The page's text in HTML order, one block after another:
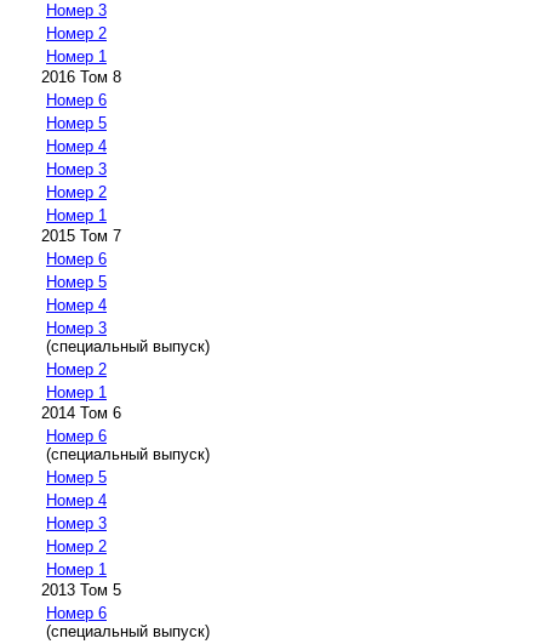
Номер 3
Номер 2
Номер 1
2016 Том 8
Номер 6
Номер 5
Номер 4
Номер 3
Номер 2
Номер 1
2015 Том 7
Номер 6
Номер 5
Номер 4
Номер 3
(специальный выпуск)
Номер 2
Номер 1
2014 Том 6
Номер 6
(специальный выпуск)
Номер 5
Номер 4
Номер 3
Номер 2
Номер 1
2013 Том 5
Номер 6
(специальный выпуск)